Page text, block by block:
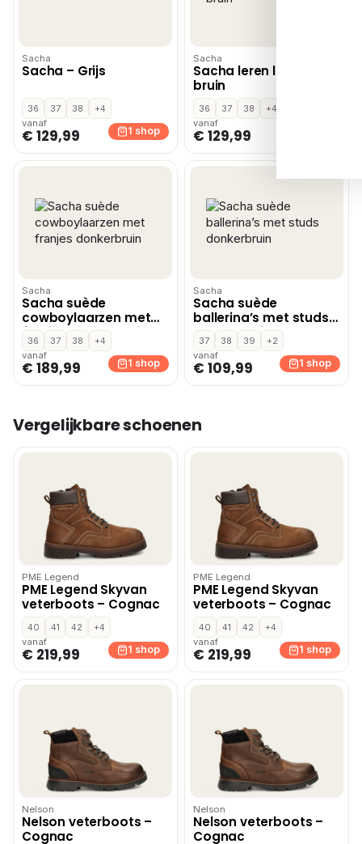
Sacha
Sacha – Grijs
36 37 38
+4
vanaf
€ 129,99 1 shop
Sacha
Sacha leren loafers
bruin
36 37 38
+4
vanaf
€ 129,99
Sacha
Sacha suède
cowboylaarzen met
franjes donkerbruin
36 37 38
+4
vanaf
€ 189,99 1 shop
Sacha
Sacha suède
ballerina’s met studs
donkerbruin
37 38 39
+2
vanaf
€ 109,99 1 shop
Vergelijkbare schoenen
PME Legend
PME Legend Skyvan
veterboots – Cognac
40 41 42
+4
vanaf
€ 219,99 1 shop
PME Legend
PME Legend Skyvan
veterboots – Cognac
40 41 42
+4
vanaf
€ 219,99 1 shop
Nelson
Nelson veterboots –
Cognac
Nelson
Nelson veterboots –
Cognac